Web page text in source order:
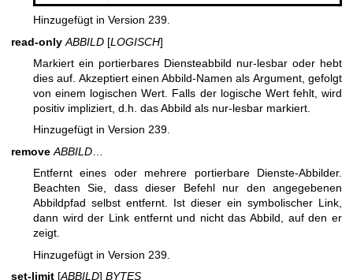
Hinzugefügt in Version 239.
read-only ABBILD [LOGISCH]
Markiert ein portierbares Diensteabbild nur-lesbar oder hebt
dies auf. Akzeptiert einen Abbild-Namen als Argument, gefolgt
von einem logischen Wert. Falls der logische Wert fehlt, wird
positiv impliziert, d.h. das Abbild als nur-lesbar markiert.
Hinzugefügt in Version 239.
remove ABBILD
Entfernt eines oder mehrere portierbare Dienste-Abbilder.
Beachten Sie, dass dieser Befehl nur den angegebenen
Abbildpfad selbst entfernt. Ist dieser ein symbolischer Link,
dann wird der Link entfernt und nicht das Abbild, auf den er
zeigt.
Hinzugefügt in Version 239.
set-limit [ABBILD] BYTES